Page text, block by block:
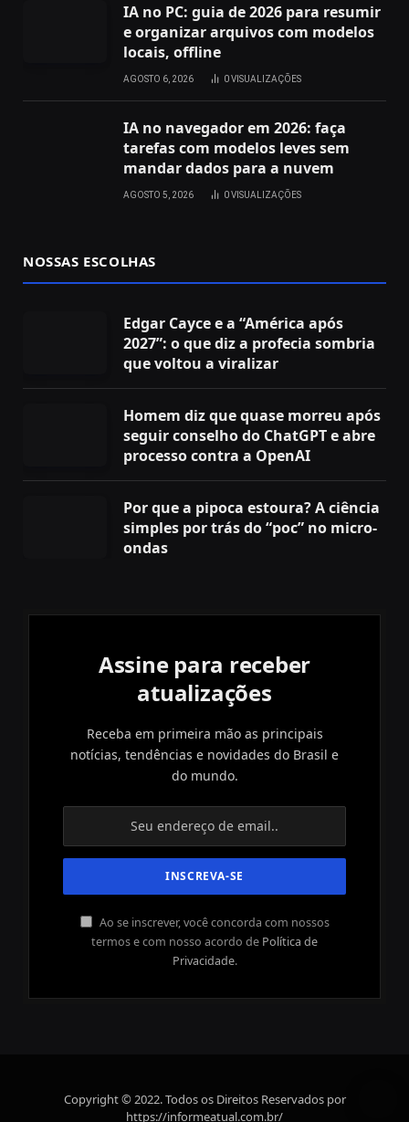
IA no PC: guia de 2026 para resumir
e organizar arquivos com modelos
locais, offline
AGOSTO 6, 2026 0VISUALIZAÇÕES
IA no navegador em 2026: faça
tarefas com modelos leves sem
mandar dados para a nuvem
AGOSTO 5, 2026 0VISUALIZAÇÕES
NOSSAS ESCOLHAS
Edgar Cayce e a “América após
2027”: o que diz a profecia sombria
que voltou a viralizar
Homem diz que quase morreu após
seguir conselho do ChatGPT e abre
processo contra a OpenAI
Por que a pipoca estoura? A ciência
simples por trás do “poc” no micro-
ondas
Assine para receber
atualizações
Receba em primeira mão as principais
notícias, tendências e novidades do Brasil e
do mundo.
Ao se inscrever, você concorda com nossos
termos e com nosso acordo de Política de
Privacidade.
Copyright © 2022. Todos os Direitos Reservados por
https://informeatual.com.br/